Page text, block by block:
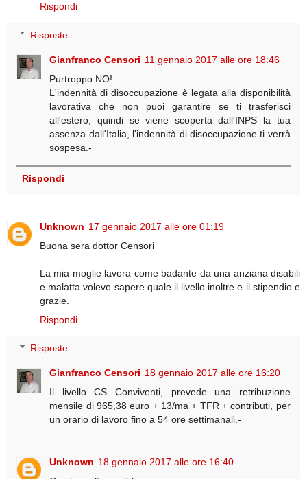
Rispondi
Risposte
Gianfranco Censori 11 gennaio 2017 alle ore 18:46
Purtroppo NO!
L'indennità di disoccupazione è legata alla disponibilità
lavorativa che non puoi garantire se ti trasferisci
all'estero, quindi se viene scoperta dall'INPS la tua
assenza dall'Italia, l'indennità di disoccupazione ti verrà
sospesa.-
Rispondi
Unknown 17 gennaio 2017 alle ore 01:19
Buona sera dottor Censori
La mia moglie lavora come badante da una anziana disabili
e malatta volevo sapere quale il livello inoltre e il stipendio e
grazie.
Rispondi
Risposte
Gianfranco Censori 18 gennaio 2017 alle ore 16:20
Il livello CS Conviventi, prevede una retribuzione
mensile di 965,38 euro + 13/ma + TFR + contributi, per
un orario di lavoro fino a 54 ore settimanali.-
Unknown 18 gennaio 2017 alle ore 16:40